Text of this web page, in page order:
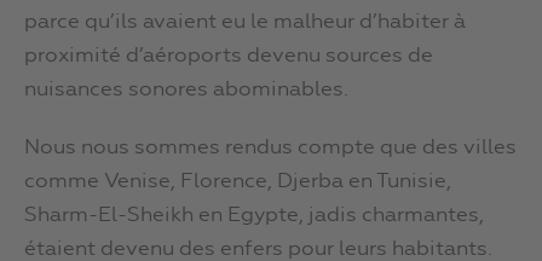
parce qu’ils avaient eu le malheur d’habiter à
proximité d’aéroports devenu sources de
nuisances sonores abominables.
Nous nous sommes rendus compte que des villes
comme Venise, Florence, Djerba en Tunisie,
Sharm-El-Sheikh en Egypte, jadis charmantes,
étaient devenu des enfers pour leurs habitants.